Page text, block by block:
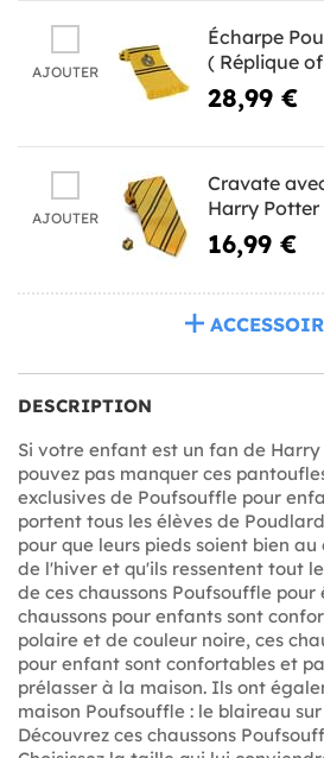
AJOUTER
Écharpe
( Réplique
28,99 €
AJOUTER
Cravate
Harry Potter
16,99 €
DESCRIPTION
Si votre enfant est un fan de
pouvez pas manquer ces
exclusives de Poufsouffle pour
portent tous les élèves de
pour que leurs pieds soient bien
de l'hiver et qu'ils ressentent tout
de ces chaussons Poufsouffle pour
chaussons pour enfants sont
polaire et de couleur noire, ces
pour enfant sont confortables et
prélasser à la maison. Ils ont
maison Poufsouffle : le blaireau
Découvrez ces chaussons